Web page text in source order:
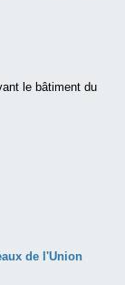
le bâtiment du
de l'Union